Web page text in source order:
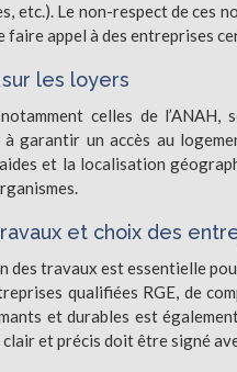
etc.). Le non-respect de ces
appel à des entreprises
les loyers
celles de
à garantir un accès au
et la localisation
et choix des
des travaux est essentielle
qualifiées RGE, de
et durables est
et précis doit être signé